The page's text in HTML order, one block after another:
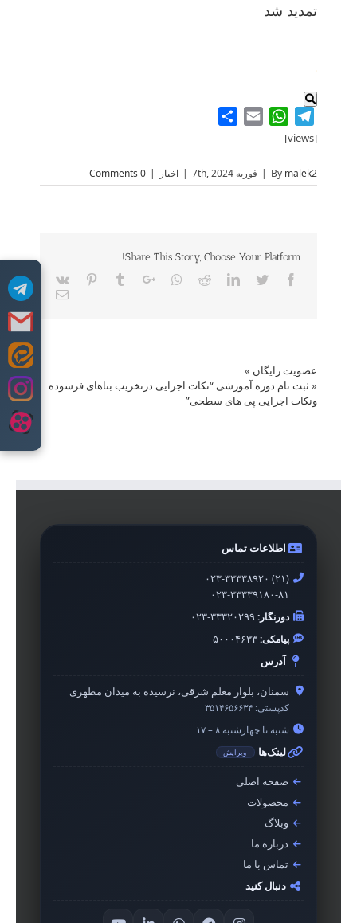
content
تمدید شد
.
Telegram
WhatsApp
Email
[views]
By malek2
| فوریه 7th, 2024 | اخبار |
0 Comments
Share This Story, Choose Your Platform!
Facebook
Twitter
LinkedIn
Reddit
Whatsapp
Google+
Tumblr
Pinterest
Vk
Email
عضویت رایگان »
«ثبت نام دوره آموزشی “نکات اجرایی درتخریب بناهای فرسوده
ونکات اجرایی پی های سطحی”
اطلاعات تماس
۰۲۳-۳۳۳۳۸۹۲۰ (۲۱)
۰۲۳-۳۳۳۳۹۱۸۰-۸۱
دورنگار:۰۲۳-۳۳۳۲۰۲۹۹
پیامکی:۵۰۰۰۴۶۳۳
آدرس
سمنان، بلوار معلم شرقی، نرسیده به میدان مطهری
کدپستی: ۳۵۱۴۶۵۶۶۳۴
شنبه تا چهارشنبه ۸ – ۱۷
لینک‌ها ویرایش
صفحه اصلی
محصولات
وبلاگ
درباره ما
تماس با ما
دنبال کنید